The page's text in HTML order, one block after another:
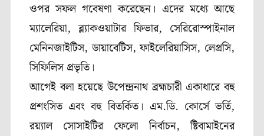
ওপর সফল গবেষণা করেছেন। এদের মধ্যে আছে
ম্যালেরিয়া, ব্ল্যাকওয়াটার ফিভার, সেরিরোস্পাইনাল
মেনিনজাইটিস, ডায়াবেটিস, ফাইলেরিয়াসিস, লেপ্রসি,
সিফিলিস প্রভৃতি।
আগেই বলা হয়েছে উপেন্দ্রনাথ ব্রহ্মচারী একাধারে বহু
প্রশংসিত এবং বহু বিতর্কিত। এম.ডি. কোর্সে ভর্তি,
রয়্যাল সোসাইটির ফেলো নির্বাচন, ষ্টিবামাইনের